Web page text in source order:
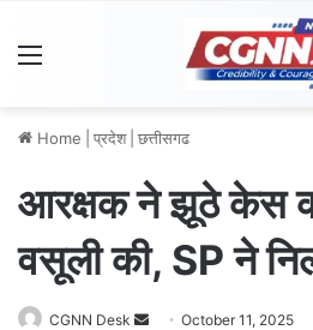
Home प्रदेश छत्तीसगढ
आरक्षक ने झूठे केस
वसूली की, SP ने
CGNN Desk October 11, 2025